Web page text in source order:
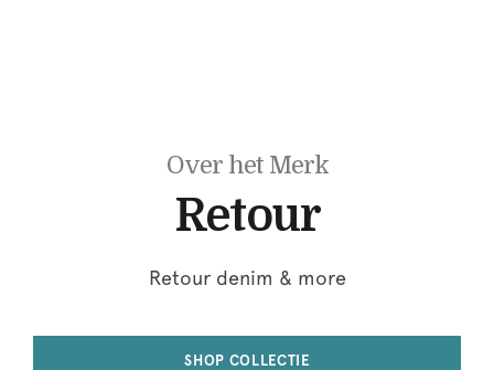
Over het Merk
Retour
Retour denim & more
SHOP COLLECTIE